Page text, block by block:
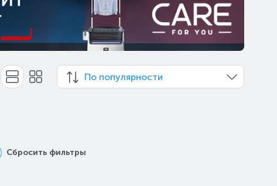
По популярности
Сбросить фильтры